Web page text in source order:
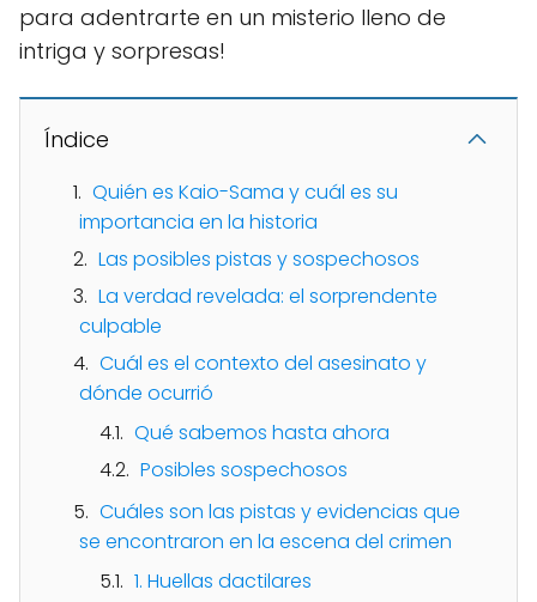
para adentrarte en un misterio lleno de
intriga y sorpresas!
Índice
Quién es Kaio-Sama y cuál es su
importancia en la historia
Las posibles pistas y sospechosos
La verdad revelada: el sorprendente
culpable
Cuál es el contexto del asesinato y
dónde ocurrió
Qué sabemos hasta ahora
Posibles sospechosos
Cuáles son las pistas y evidencias que
se encontraron en la escena del crimen
1. Huellas dactilares